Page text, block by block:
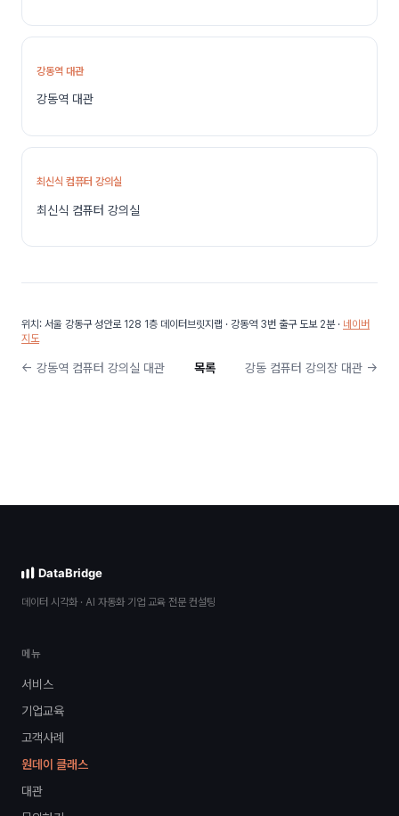
강동역 대관
강동역 대관
최신식 컴퓨터 강의실
최신식 컴퓨터 강의실
위치: 서울 강동구 성안로 128 1층 데이터브릿지랩 · 강동역 3번 출구 도보 2분 · 네이버
지도
← 강동역 컴퓨터 강의실 대관 목록 강동 컴퓨터 강의장 대관 →
데이터 시각화 · AI 자동화 기업 교육 전문 컨설팅
메뉴
서비스
기업교육
고객사례
원데이 클래스
대관